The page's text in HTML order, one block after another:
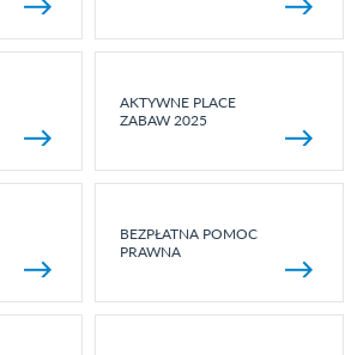
AKTYWNE PLACE
ZABAW 2025
BEZPŁATNA POMOC
PRAWNA